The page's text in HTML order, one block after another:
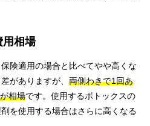
用相場
険適用の場合と比べてやや高くな
がありますが、 両側わきで1回あ
相場です。使用するボトックスの
を使用する場合はさらに高くなる